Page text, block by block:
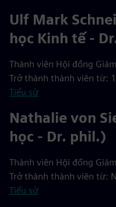
Ulf Mark
học Kinh tế -
Thành viên Hội đồng
Trở thành thành viên từ:
Tiểu sử
Nathalie von
học - Dr. phil.)
Thành viên Hội đồng
Trở thành thành viên từ:
Tiểu sử